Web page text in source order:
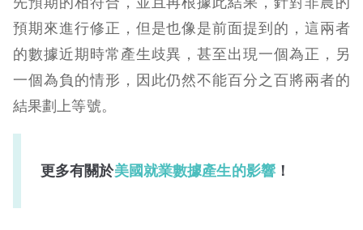
預期來進行修正，但是也像是前面提到的，這兩者
的數據近期時常產生歧異，甚至出現一個為正，另
一個為負的情形，因此仍然不能百分之百將兩者的
結果劃上等號。
更多有關於美國就業數據產生的影響！